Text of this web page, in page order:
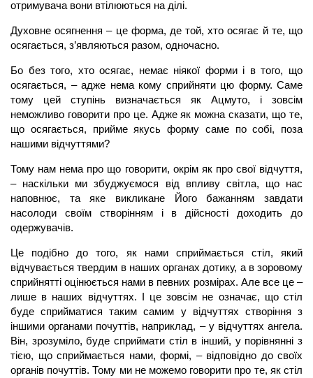
отримувача вони втілюються на ділі.
Духовне осягнення – це форма, де той, хто осягає й те, що
осягається, з’являються разом, одночасно.
Бо без того, хто осягає, немає ніякої форми і в того, що
осягається, – адже нема кому сприйняти цю форму. Саме
тому цей ступінь визначається як Ацмуто, і зовсім
неможливо говорити про це. Адже як можна сказати, що те,
що осягається, прийме якусь форму саме по собі, поза
нашими відчуттями?
Тому нам нема про що говорити, окрім як про свої відчуття,
– наскільки ми збуджуємося від впливу світла, що нас
наповнює, та яке викликане Його бажанням завдати
насолоди своїм створінням і в дійсності доходить до
одержувачів.
Це подібно до того, як нами сприймається стіл, який
відчувається твердим в наших органах дотику, а в зоровому
сприйнятті оцінюється нами в певних розмірах. Але все це –
лише в наших відчуттях. І це зовсім не означає, що стіл
буде сприйматися таким самим у відчуттях створіння з
іншими органами почуттів, наприклад, – у відчуттях ангела.
Він, зрозуміло, буде сприймати стіл в інший, у порівнянні з
тією, що сприймається нами, формі, – відповідно до своїх
органів почуттів. Тому ми не можемо говорити про те, як стіл